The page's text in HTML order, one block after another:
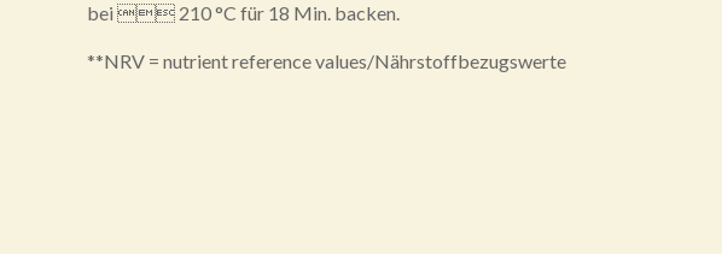
bei  210 °C für 18 Min. backen.
**NRV = nutrient reference values/Nährstoffbezugswerte